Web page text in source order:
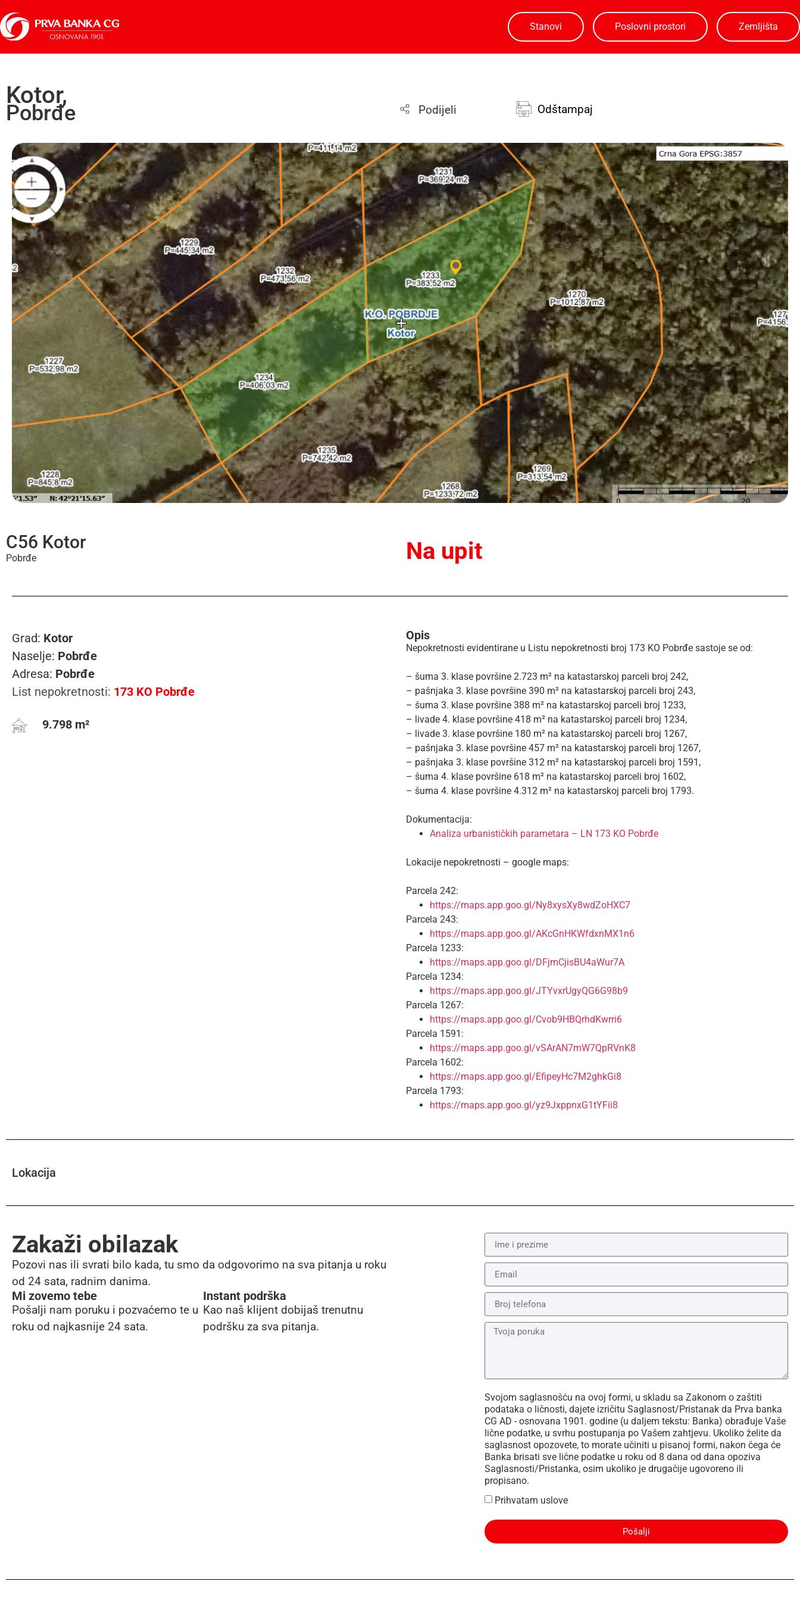
Stanovi Poslovni prostori Zemljišta
Kotor,
Pobrđe Podijeli Odštampaj
C56 Kotor
Pobrđe Na upit
Grad: Kotor
Naselje: Pobrđe
Adresa: Pobrđe
List nepokretnosti: 173 KO Pobrđe
m2 9.798 m²
Opis
Nepokretnosti evidentirane u Listu nepokretnosti broj 173 KO Pobrđe sastoje se od:
– šuma 3. klase površine 2.723 m² na katastarskoj parceli broj 242,
– pašnjaka 3. klase površine 390 m² na katastarskoj parceli broj 243,
– šuma 3. klase površine 388 m² na katastarskoj parceli broj 1233,
– livade 4. klase površine 418 m² na katastarskoj parceli broj 1234,
– livade 3. klase površine 180 m² na katastarskoj parceli broj 1267,
– pašnjaka 3. klase površine 457 m² na katastarskoj parceli broj 1267,
– pašnjaka 3. klase površine 312 m² na katastarskoj parceli broj 1591,
– šuma 4. klase površine 618 m² na katastarskoj parceli broj 1602,
– šuma 4. klase površine 4.312 m² na katastarskoj parceli broj 1793.
Dokumentacija:
Analiza urbanističkih parametara – LN 173 KO Pobrđe
Lokacije nepokretnosti – google maps:
Parcela 242:
https://maps.app.goo.gl/Ny8xysXy8wdZoHXC7
Parcela 243:
https://maps.app.goo.gl/AKcGnHKWfdxnMX1n6
Parcela 1233:
https://maps.app.goo.gl/DFjmCjisBU4aWur7A
Parcela 1234:
https://maps.app.goo.gl/JTYvxrUgyQG6G98b9
Parcela 1267:
https://maps.app.goo.gl/Cvob9HBQrhdKwrri6
Parcela 1591:
https://maps.app.goo.gl/vSArAN7mW7QpRVnK8
Parcela 1602:
https://maps.app.goo.gl/EfipeyHc7M2ghkGi8
Parcela 1793:
https://maps.app.goo.gl/yz9JxppnxG1tYFii8
Lokacija
Zakaži obilazak
Pozovi nas ili svrati bilo kada, tu smo da odgovorimo na sva pitanja u roku
od 24 sata, radnim danima.
Mi zovemo tebe
Pošalji nam poruku i pozvaćemo te u
roku od najkasnije 24 sata.
Instant podrška
Kao naš klijent dobijaš trenutnu
podršku za sva pitanja.
Svojom saglasnošću na ovoj formi, u skladu sa Zakonom o zaštiti
podataka o ličnosti, dajete izričitu Saglasnost/Pristanak da Prva banka
CG AD - osnovana 1901. godine (u daljem tekstu: Banka) obrađuje Vaše
lične podatke, u svrhu postupanja po Vašem zahtjevu. Ukoliko želite da
saglasnost opozovete, to morate učiniti u pisanoj formi, nakon čega će
Banka brisati sve lične podatke u roku od 8 dana od dana opoziva
Saglasnosti/Pristanka, osim ukoliko je drugačije ugovoreno ili
propisano.
Prihvatam uslove
Pošalji